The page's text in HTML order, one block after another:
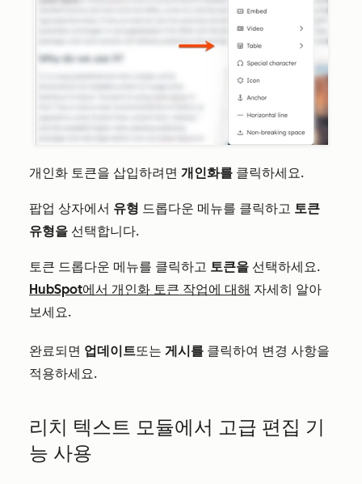
개인화 토큰을 삽입하려면 개인화를 클릭하세요.
팝업 상자에서 유형 드롭다운 메뉴를 클릭하고 토큰
유형을 선택합니다.
토큰 드롭다운 메뉴를 클릭하고 토큰을 선택하세요.
HubSpot에서 개인화 토큰 작업에 대해 자세히 알아
보세요.
완료되면 업데이트또는 게시를 클릭하여 변경 사항을
적용하세요.
리치 텍스트 모듈에서 고급 편집 기
능 사용